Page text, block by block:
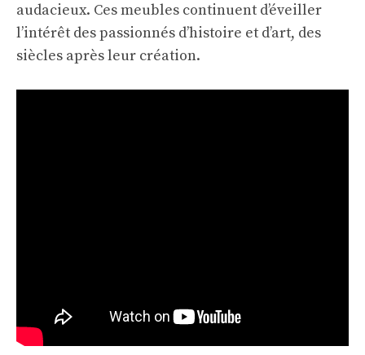
audacieux. Ces meubles continuent d’éveiller
l’intérêt des passionnés d’histoire et d’art, des
siècles après leur création.